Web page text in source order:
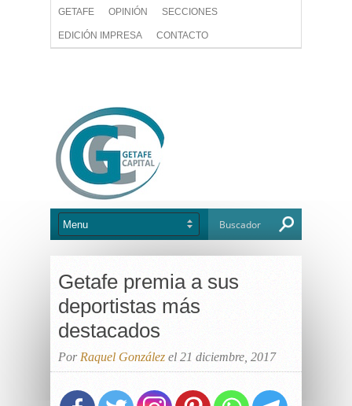
GETAFE OPINIÓN SECCIONES
EDICIÓN IMPRESA CONTACTO
Getafe premia a sus
deportistas más
destacados
Por Raquel González el 21 diciembre, 2017